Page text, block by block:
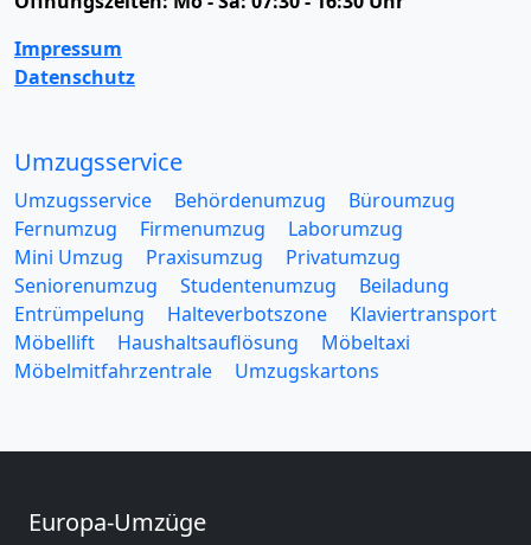
Impressum
Datenschutz
Umzugsservice
Umzugsservice Behördenumzug
Büroumzug
Fernumzug
Firmenumzug
Laborumzug
Mini Umzug
Praxisumzug
Privatumzug
Seniorenumzug
Studentenumzug
Beiladung
Entrümpelung
Halteverbotszone
Klaviertransport
Möbellift
Haushaltsauflösung
Möbeltaxi
Möbelmitfahrzentrale
Umzugskartons
Europa-Umzüge